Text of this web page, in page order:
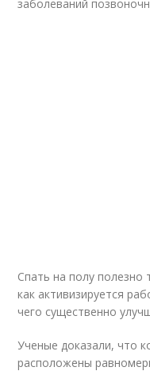
заболеваний
Спать на полу полезно
как активизируется
чего существенно
Ученые доказали, что
расположены